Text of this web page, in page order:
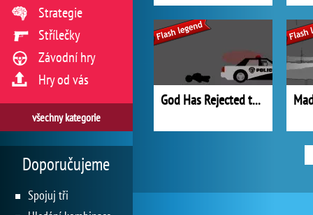
God Has Rejected the Western World
Strategie
Střílečky
Závodní hry
Hry od vás
všechny kategorie
Doporučujeme
Spojuj tři